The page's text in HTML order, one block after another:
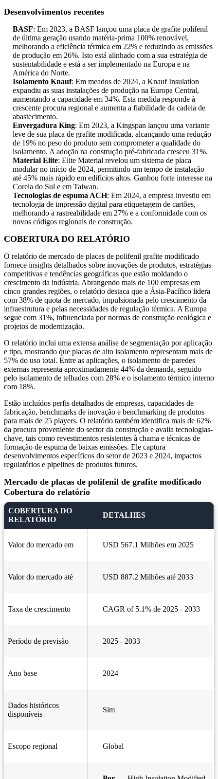
Desenvolvimentos recentes
BASF: Em 2023, a BASF lançou uma placa de grafite polifenil
de última geração usando matéria-prima 100% renovável,
melhorando a eficiência térmica em 22% e reduzindo as emissões
de produção em 26%. Isto está alinhado com a sua estratégia de
sustentabilidade e está a ser implementado na Europa e na
América do Norte.
Isolamento Knauf: Em meados de 2024, a Knauf Insulation
expandiu as suas instalações de produção na Europa Central,
aumentando a capacidade em 34%. Esta medida responde à
crescente procura regional e aumenta a fiabilidade da cadeia de
abastecimento.
Envergadura King: Em 2023, a Kingspan lançou uma variante
leve de sua placa de grafite modificada, alcançando uma redução
de 19% no peso do produto sem comprometer a qualidade do
isolamento. A adoção na construção pré-fabricada cresceu 31%.
Material Elite: Elite Material revelou um sistema de placa
modular no início de 2024, permitindo um tempo de instalação
até 45% mais rápido em edifícios altos. Ganhou forte interesse na
Coreia do Sul e em Taiwan.
Tecnologias de espuma ACH: Em 2024, a empresa investiu em
tecnologia de impressão digital para etiquetagem de cartões,
melhorando a rastreabilidade em 27% e a conformidade com os
novos códigos regionais de construção.
COBERTURA DO RELATÓRIO
O relatório de mercado de placas de polifenil grafite modificado
fornece insights detalhados sobre inovações de produtos, estratégias
competitivas e tendências geográficas que estão moldando o
crescimento da indústria. Abrangendo mais de 100 empresas em
cinco grandes regiões, o relatório destaca que a Ásia-Pacífico lidera
com 38% de quota de mercado, impulsionada pelo crescimento da
infraestrutura e pelas necessidades de regulação térmica. A Europa
segue com 31%, influenciada por normas de construção ecológica e
projetos de modernização.
O relatório inclui uma extensa análise de segmentação por aplicação
e tipo, mostrando que placas de alto isolamento representam mais de
57% do uso total. Entre as aplicações, o isolamento de paredes
externas representa aproximadamente 44% da demanda, seguido
pelo isolamento de telhados com 28% e o isolamento térmico interno
com 18%.
Estão incluídos perfis detalhados de empresas, capacidades de
fabricação, benchmarks de inovação e benchmarking de produtos
para mais de 25 players. O relatório também identifica mais de 62%
da procura proveniente do sector da construção e avalia tecnologias-
chave, tais como revestimentos resistentes à chama e técnicas de
formação de espuma de baixas emissões. Ele captura
desenvolvimentos específicos do setor de 2023 e 2024, impactos
regulatórios e pipelines de produtos futuros.
Mercado de placas de polifenil de grafite modificado
Cobertura do relatório
COBERTURA DO
RELATÓRIO
DETALHES
Valor do mercado em USD 567.1 Milhões em 2025
Valor do mercado até USD 887.2 Milhões até 2033
Taxa de crescimento CAGR of 5.1% de 2025 - 2033
Período de previsão 2025 - 2033
Ano base 2024
Dados históricos
disponíveis
Sim
Escopo regional Global